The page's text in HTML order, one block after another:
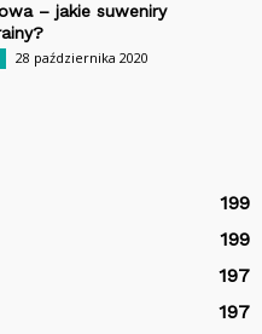
– jakie suweniry
28 października 2020
199
199
197
197